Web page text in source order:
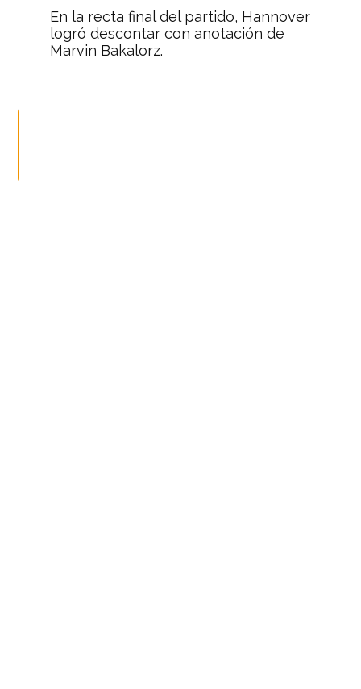
En la recta final del partido, Hannover
logró descontar con anotación de
Marvin Bakalorz.